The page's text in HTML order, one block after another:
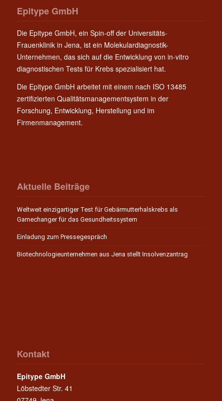
Epitype GmbH
Die Epitype GmbH, ein Spin-off der Universitäts-
Frauenklinik in Jena, ist ein Molekulardiagnostik-
Unternehmen, das sich auf die Entwicklung von in-vitro
diagnostischen Tests für Krebs spezialisiert hat.
Die Epitype GmbH arbeitet mit einem nach ISO 13485
zertifizierten Qualitätsmanagementsystem in der
Forschung, Entwicklung, Herstellung und im
Firmenmanagement.
Aktuelle Beiträge
Weltweit einzigartiger Test für Gebärmutterhalskrebs als
Gamechanger für das Gesundheitssystem
Einladung zum Pressegespräch
Biotechnologieunternehmen aus Jena stellt Insolvenzantrag
Kontakt
Epitype GmbH
Löbstedter Str. 41